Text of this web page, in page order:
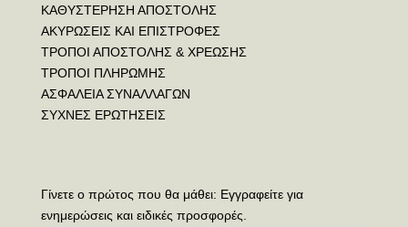
ΚΑΘΥΣΤΕΡΗΣΗ ΑΠΟΣΤΟΛΗΣ
ΑΚΥΡΩΣΕΙΣ ΚΑΙ ΕΠΙΣΤΡΟΦΕΣ
ΤΡΟΠΟΙ ΑΠΟΣΤΟΛΗΣ & ΧΡΕΩΣΗΣ
ΤΡΟΠΟΙ ΠΛΗΡΩΜΗΣ
ΑΣΦΑΛΕΙΑ ΣΥΝΑΛΛΑΓΩΝ
ΣΥΧΝΕΣ ΕΡΩΤΗΣΕΙΣ
Γίνετε ο πρώτος που θα μάθει: Εγγραφείτε για
ενημερώσεις και ειδικές προσφορές.